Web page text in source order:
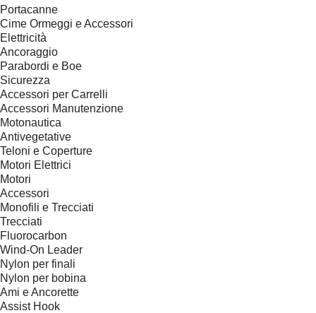
Portacanne
Cime Ormeggi e Accessori
Elettricità
Ancoraggio
Parabordi e Boe
Sicurezza
Accessori per Carrelli
Accessori Manutenzione
Motonautica
Antivegetative
Teloni e Coperture
Motori Elettrici
Motori
Accessori
Monofili e Trecciati
Trecciati
Fluorocarbon
Wind-On Leader
Nylon per finali
Nylon per bobina
Ami e Ancorette
Assist Hook